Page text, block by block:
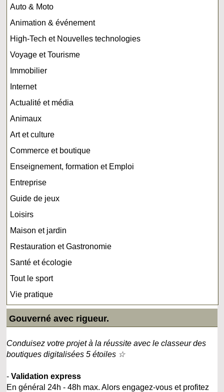
Auto & Moto
Animation & événement
High-Tech et Nouvelles technologies
Voyage et Tourisme
Immobilier
Internet
Actualité et média
Animaux
Art et culture
Commerce et boutique
Enseignement, formation et Emploi
Entreprise
Guide de jeux
Loisirs
Maison et jardin
Restauration et Gastronomie
Santé et écologie
Tout le sport
Vie pratique
Gouverné avec rigueur.
Conduisez votre projet à la réussite avec le classeur des
boutiques digitalisées 5 étoiles ☆
-Validation express
En général 24h - 48h max. Alors engagez-vous et profitez